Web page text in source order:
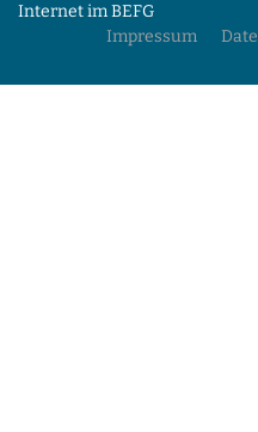
Internet im BEFG
Impressum